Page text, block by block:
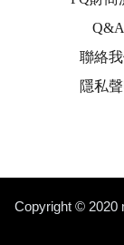
Q&A
聯絡
隱私
Copyright © 2020